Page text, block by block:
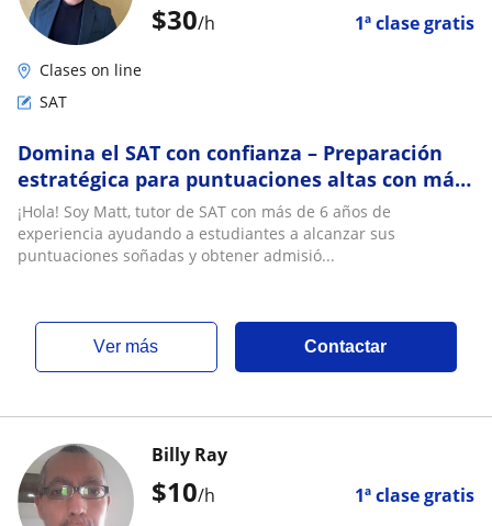
$30/h 1ª clase gratis
Clases on line
SAT
Domina el SAT con confianza – Preparación
estratégica para puntuaciones altas con más
de 7 años de experiencia
¡Hola! Soy Matt, tutor de SAT con más de 6 años de
experiencia ayudando a estudiantes a alcanzar sus
puntuaciones soñadas y obtener admisió...
ver más Contactar
$10/h 1ª clase gratis
Billy Ray